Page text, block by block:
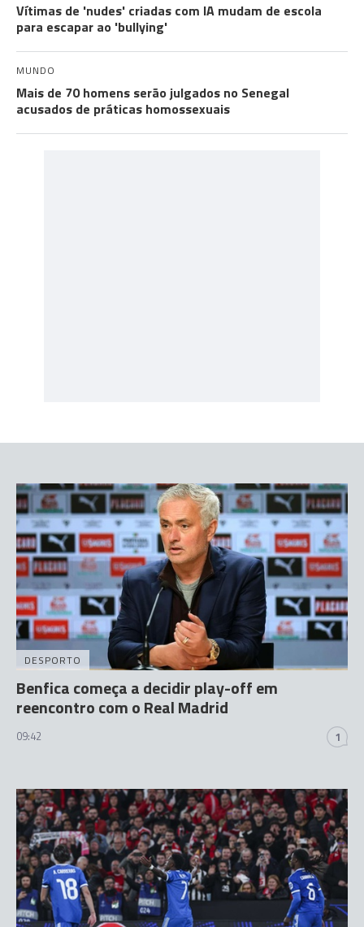
Vítimas de 'nudes' criadas com IA mudam de escola
para escapar ao 'bullying'
MUNDO
Mais de 70 homens serão julgados no Senegal
acusados de práticas homossexuais
DESPORTO
Benfica começa a decidir play-off em
reencontro com o Real Madrid
09:42 1